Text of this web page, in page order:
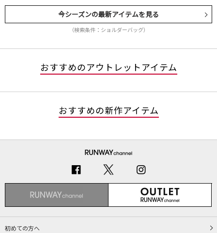
今シーズンの最新アイテムを見る
（検索条件：ショルダーバッグ）
おすすめのアウトレットアイテム
おすすめの新作アイテム
初めての方へ